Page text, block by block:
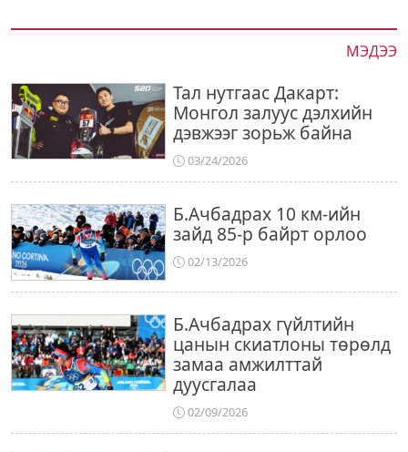
МЭДЭЭ
Тал нутгаас Дакарт:
Монгол залуус дэлхийн
дэвжээг зорьж байна
03/24/2026
Б.Ачбадрах 10 км-ийн
зайд 85-р байрт орлоо
02/13/2026
Б.Ачбадрах гүйлтийн
цанын скиатлоны төрөлд
замаа амжилттай
дуусгалаа
02/09/2026